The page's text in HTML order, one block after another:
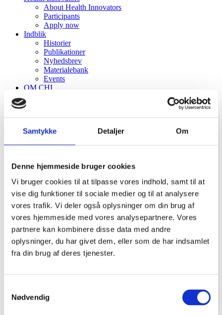
Samtykke Detaljer Om
Denne hjemmeside bruger cookies
Vi bruger cookies til at tilpasse vores indhold, samt til at
vise dig funktioner til sociale medier og til at analysere
vores trafik. Vi deler også oplysninger om din brug af
vores hjemmeside med vores analysepartnere. Vores
partnere kan kombinere disse data med andre
oplysninger, du har givet dem, eller som de har indsamlet
fra din brug af deres tjenester.
Nødvendig
About Health Innovators
Participants
Apply now
Indblik
Historier
Publikationer
Nyhedsbrev
Materialebank
Events
OM CHI
arbejdskultur
SorteringStandard
Dato